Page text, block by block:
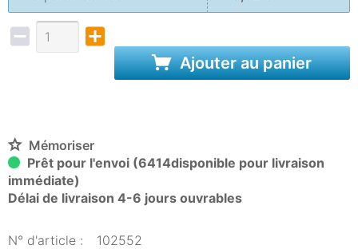
Ajouter au panier
Mémoriser
Prêt pour l'envoi (6414disponible pour livraison
immédiate)
Délai de livraison 4-6 jours ouvrables
N° d'article :
102552